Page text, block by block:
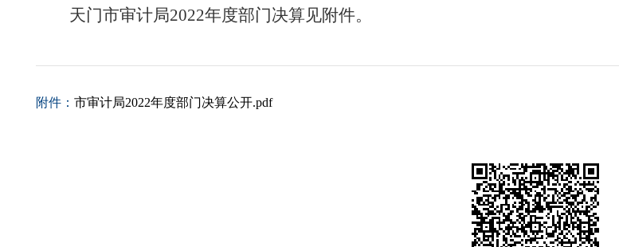
天门市审计局2022年度部门决算见附件。
附件： 市审计局2022年度部门决算公开.pdf